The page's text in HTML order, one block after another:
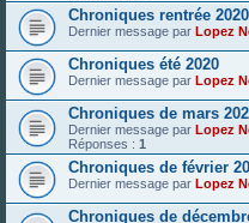
Chroniques rentrée 2020
Dernier message par Lopez
Chroniques été 2020
Dernier message par Lopez
Chroniques de mars
Dernier message par Lopez
Réponses : 1
Chroniques de février
Dernier message par Lopez
Chroniques de